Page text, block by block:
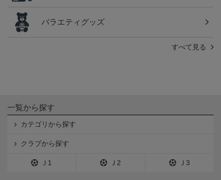
バラエティグッズ
すべて見る
一覧から探す
カテゴリから探す
クラブから探す
Ｊ1 Ｊ2 Ｊ3